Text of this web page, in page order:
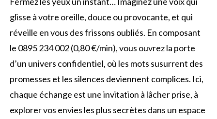
glisse à votre oreille, douce ou provocante, et qui
réveille en vous des frissons oubliés. En composant
le 0895 234 002 (0,80 €/min), vous ouvrez la porte
d’un univers confidentiel, où les mots susurrent des
promesses et les silences deviennent complices. Ici,
chaque échange est une invitation à lâcher prise, à
explorer vos envies les plus secrètes dans un espace